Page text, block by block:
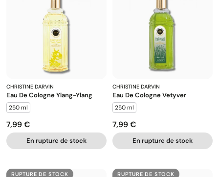
CHRISTINE DARVIN
Eau De Cologne Ylang-Ylang
250 ml
Prix
7,99 €
En rupture de stock
CHRISTINE DARVIN
Eau De Cologne Vetyver
250 ml
Prix
7,99 €
En rupture de stock
RUPTURE DE STOCK RUPTURE DE STOCK